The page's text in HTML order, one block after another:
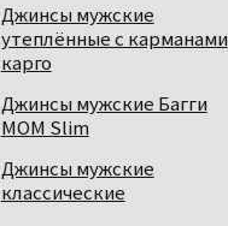
Джинсы мужские
утеплённые с карманами
карго
Джинсы мужские Багги
МОМ Slim
Джинсы мужские
классические